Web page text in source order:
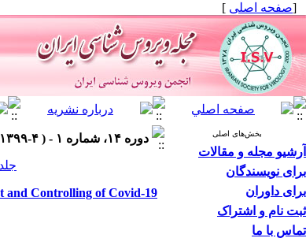
[صفحه اصلی ]
بخش‌های اصلی
آرشیو مجله و مقالات
برای نویسندگان
برای داوران
ثبت نام و اشتراک
تماس با ما
دوره ۱۴، شماره ۱ - ( ۴-۱۳۹۹ )
جلد ۱۴ شماره ۱ صفحات ۶۲-۶۰
and Controlling of Covid-19